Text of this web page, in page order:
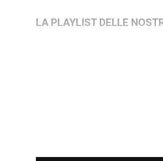
LA PLAYLIST DELLE